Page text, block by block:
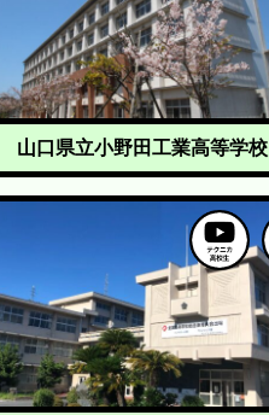
山口県立小野田工業高等学校